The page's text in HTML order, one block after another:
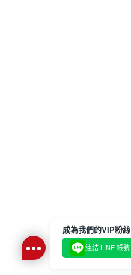
成為我們的VIP粉
連結 LINE 帳號